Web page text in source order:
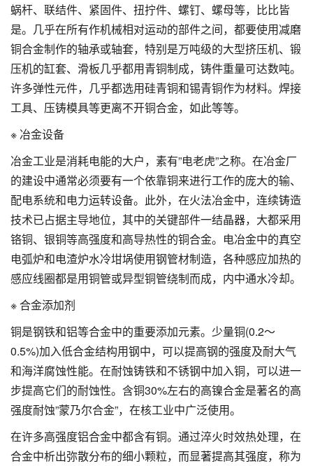
蜗杆、联结件、紧固件、扭拧件、螺钉、螺母等，比比皆
是。几乎在所有作机械相对运动的部件之间，都要使用减磨
铜合金制作的轴承或轴套，特别是万吨级的大型挤压机、锻
压机的缸套、滑板几乎都用青铜制成，铸件重量可达数吨。
许多弹性元件，几乎都选用硅青铜和锡青铜作为材料。焊接
工具、压铸模具等更离不开铜合金，如此等等。
※ 冶金设备
冶金工业是消耗电能的大户，素有”电老虎”之称。在冶金厂
的建设中通常必须要有一个依靠铜来进行工作的庞大的输、
配电系统和电力运转设备。此外，在火法冶金中，连续铸造
技术已占据主导地位，其中的关键部件一结晶器，大都采用
铬铜、银铜等高强度和高导热性的铜合金。电冶金中的真空
电弧炉和电渣炉水冷坩埚使用钢管材制造，各种感应加热的
感应线圈都是用铜管或异型铜管绕制而成，内中通水冷却。
※ 合金添加剂
铜是钢铁和铝等合金中的重要添加元素。少量铜(0.2～
0.5%)加入低合金结构用钢中，可以提高钢的强度及耐大气
和海洋腐蚀性能。在耐蚀铸铁和不锈钢中加入铜，可以进一
步提高它们的耐蚀性。含铜30%左右的高镍合金是著名的高
强度耐蚀”蒙乃尔合金”，在核工业中广泛使用。
在许多高强度铝合金中都含有铜。通过淬火时效热处理，在
合金中析出弥散分布的细小颗粒，而显著提高其强度，称为